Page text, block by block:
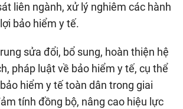
liên ngành, xử lý nghiêm các hành
bảo hiểm y tế.
sửa đổi, bổ sung, hoàn thiện hệ
pháp luật về bảo hiểm y tế, cụ thể
hiểm y tế toàn dân trong giai
tính đồng bộ, nâng cao hiệu lực